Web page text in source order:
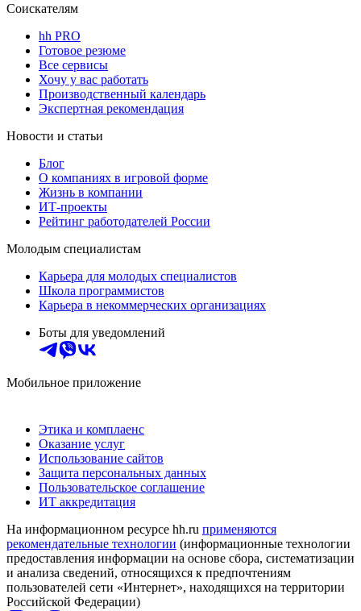
Соискателям
hh PRO
Готовое резюме
Все сервисы
Хочу у вас работать
Производственный календарь
Экспертная рекомендация
Новости и статьи
Блог
О компаниях в игровой форме
Жизнь в компании
ИТ-проекты
Рейтинг работодателей России
Молодым специалистам
Карьера для молодых специалистов
Школа программистов
Карьера в некоммерческих организациях
Боты для уведомлений
Мобильное приложение
Этика и комплаенс
Оказание услуг
Использование сайтов
Защита персональных данных
Пользовательское соглашение
ИТ аккредитация
На информационном ресурсе hh.ru применяются
рекомендательные технологии (информационные технологии
предоставления информации на основе сбора, систематизации
и анализа сведений, относящихся к предпочтениям
пользователей сети «Интернет», находящихся на территории
Российской Федерации)